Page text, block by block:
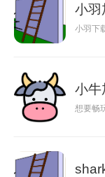
小羽
小羽下
小牛
想要畅